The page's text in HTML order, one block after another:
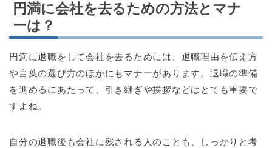
円満に会社を去るための方法とマナ
ーは？
円満に退職をして会社を去るためには、退職理由を伝え方
や言葉の選び方のほかにもマナーがあります。退職の準備
を進めるにあたって、引き継ぎや挨拶などはとても重要で
すよね。
自分の退職後も会社に残される人のことも、しっかりと考